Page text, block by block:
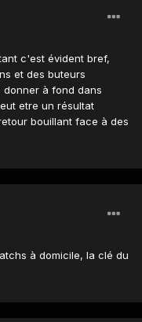
c'est évident bref,
et des buteurs
à fond dans
etre un résultat
bouillant face à des
à domicile, la clé du